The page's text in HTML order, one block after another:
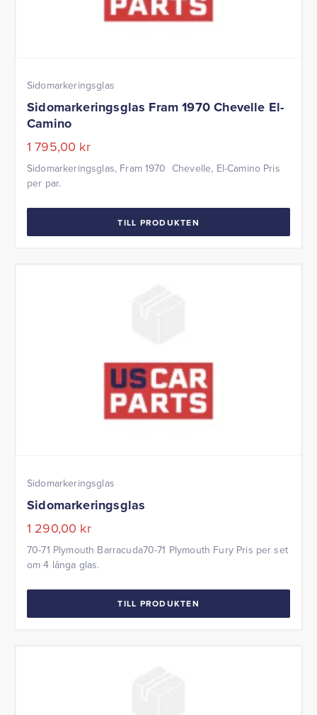
Sidomarkeringsglas
Sidomarkeringsglas Fram 1970 Chevelle El-
Camino
1 795,00 kr
Sidomarkeringsglas, Fram 1970 Chevelle, El-Camino Pris
per par.
TILL PRODUKTEN
Sidomarkeringsglas
Sidomarkeringsglas
1 290,00 kr
70-71 Plymouth Barracuda70-71 Plymouth Fury Pris per set
om 4 långa glas.
TILL PRODUKTEN